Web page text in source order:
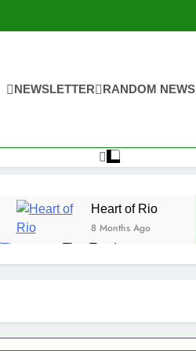
NEWSLETTER RANDOM NEWS
Heart of Rio
8 Months Ago
Tiny Toads
9 Months Ago